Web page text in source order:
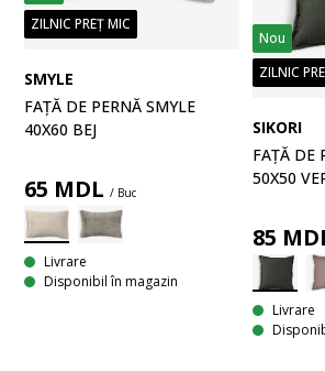
ZILNIC PREȚ MIC
SMYLE
FAȚĂ DE PERNĂ SMYLE
40X60 BEJ
65 MDL / Buc
Livrare
Disponibil în magazin
Nou
ZILNIC
SIKORI
FAȚĂ DE
50X50
85
Livrare